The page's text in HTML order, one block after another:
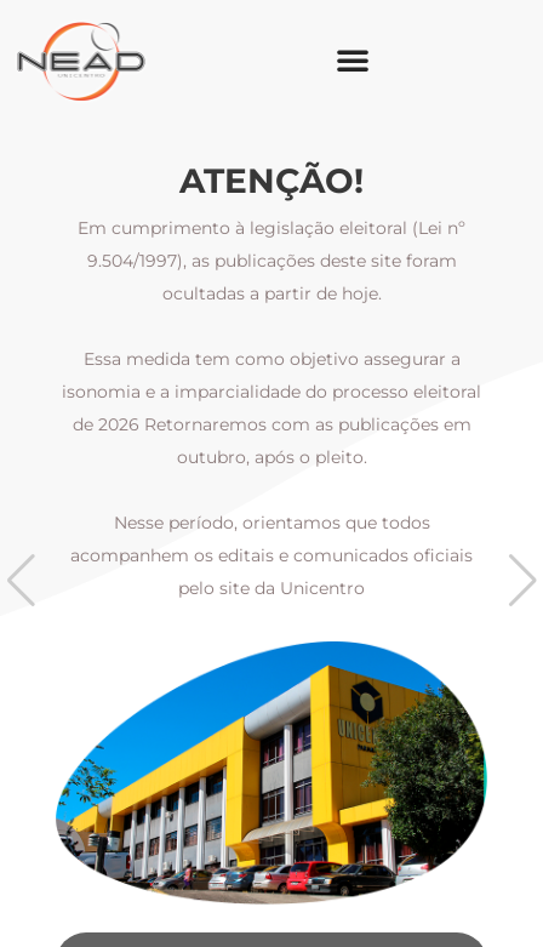
ATENÇÃO!
Em cumprimento à legislação eleitoral (Lei nº
9.504/1997), as publicações deste site foram
ocultadas a partir de hoje.
Essa medida tem como objetivo assegurar a
isonomia e a imparcialidade do processo eleitoral
de 2026 Retornaremos com as publicações em
outubro, após o pleito.
Nesse período, orientamos que todos
acompanhem os editais e comunicados oficiais
pelo site da Unicentro